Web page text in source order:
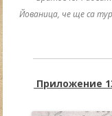
Йованица, че ще са
Приложение